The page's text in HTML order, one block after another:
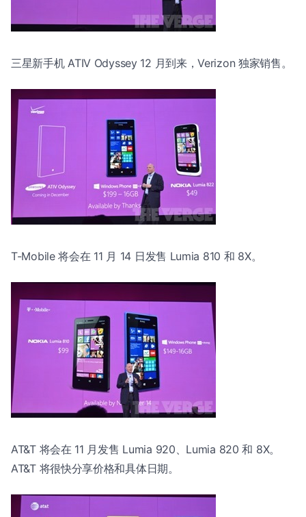
三星新手机 ATIV Odyssey 12 月到来，Verizon 独家销售。
T-Mobile 将会在 11 月 14 日发售 Lumia 810 和 8X。
AT&T 将会在 11 月发售 Lumia 920、Lumia 820 和 8X。
AT&T 将很快分享价格和具体日期。